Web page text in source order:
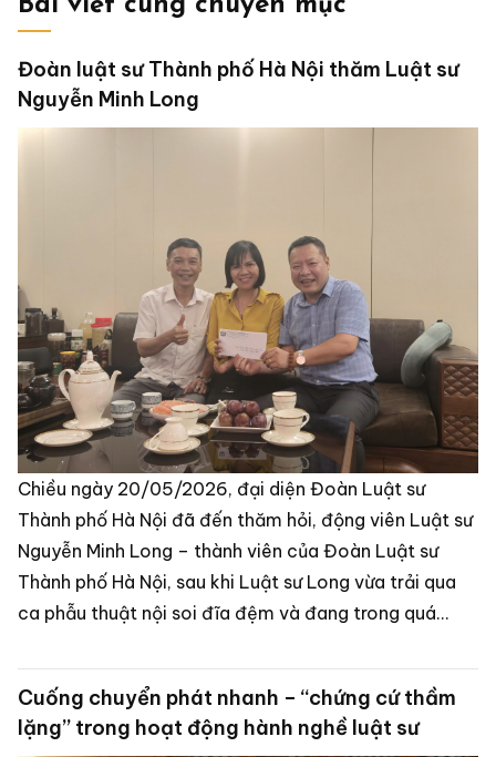
Bài viết cùng chuyên mục
Đoàn luật sư Thành phố Hà Nội thăm Luật sư
Nguyễn Minh Long
Chiều ngày 20/05/2026, đại diện Đoàn Luật sư
Thành phố Hà Nội đã đến thăm hỏi, động viên Luật sư
Nguyễn Minh Long – thành viên của Đoàn Luật sư
Thành phố Hà Nội, sau khi Luật sư Long vừa trải qua
ca phẫu thuật nội soi đĩa đệm và đang trong quá
Cuống chuyển phát nhanh – “chứng cứ thầm
lặng” trong hoạt động hành nghề luật sư